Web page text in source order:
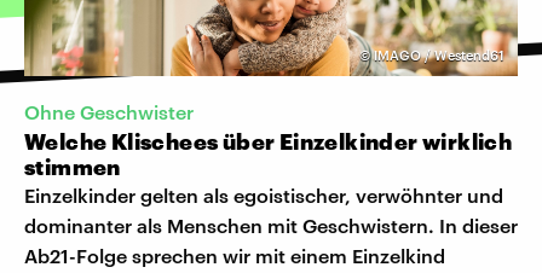
©IMAGO / Westend61
Ohne Geschwister
Welche Klischees über Einzelkinder wirklich
stimmen
Einzelkinder gelten als egoistischer, verwöhnter und
dominanter als Menschen mit Geschwistern. In dieser
Ab21-Folge sprechen wir mit einem Einzelkind